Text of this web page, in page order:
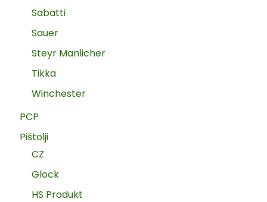
Sabatti
Sauer
Steyr Manlicher
Tikka
Winchester
PCP
Pištolji
CZ
Glock
HS Produkt